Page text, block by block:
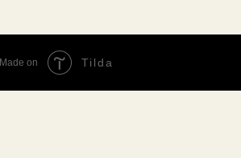
Made on Tilda